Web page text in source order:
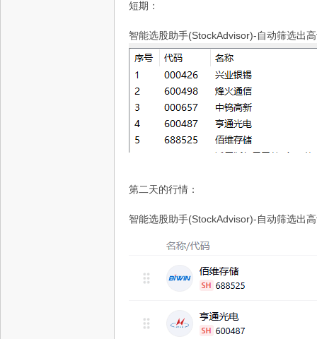
短期：
智能选股助手(StockAdvisor)-自动筛选出
第二天的行情：
智能选股助手(StockAdvisor)-自动筛选出